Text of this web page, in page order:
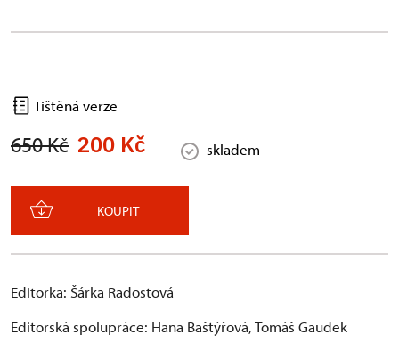
Tištěná verze
650 Kč 200 Kč skladem
KOUPIT
Editorka: Šárka Radostová
Editorská spolupráce: Hana Baštýřová, Tomáš Gaudek